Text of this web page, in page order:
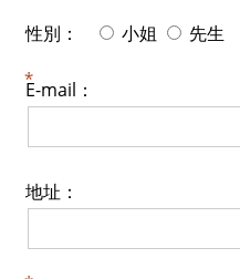
性別： 小姐 先生
E-mail：
地址：